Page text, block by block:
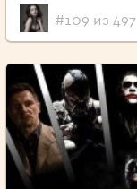
#109 из 497